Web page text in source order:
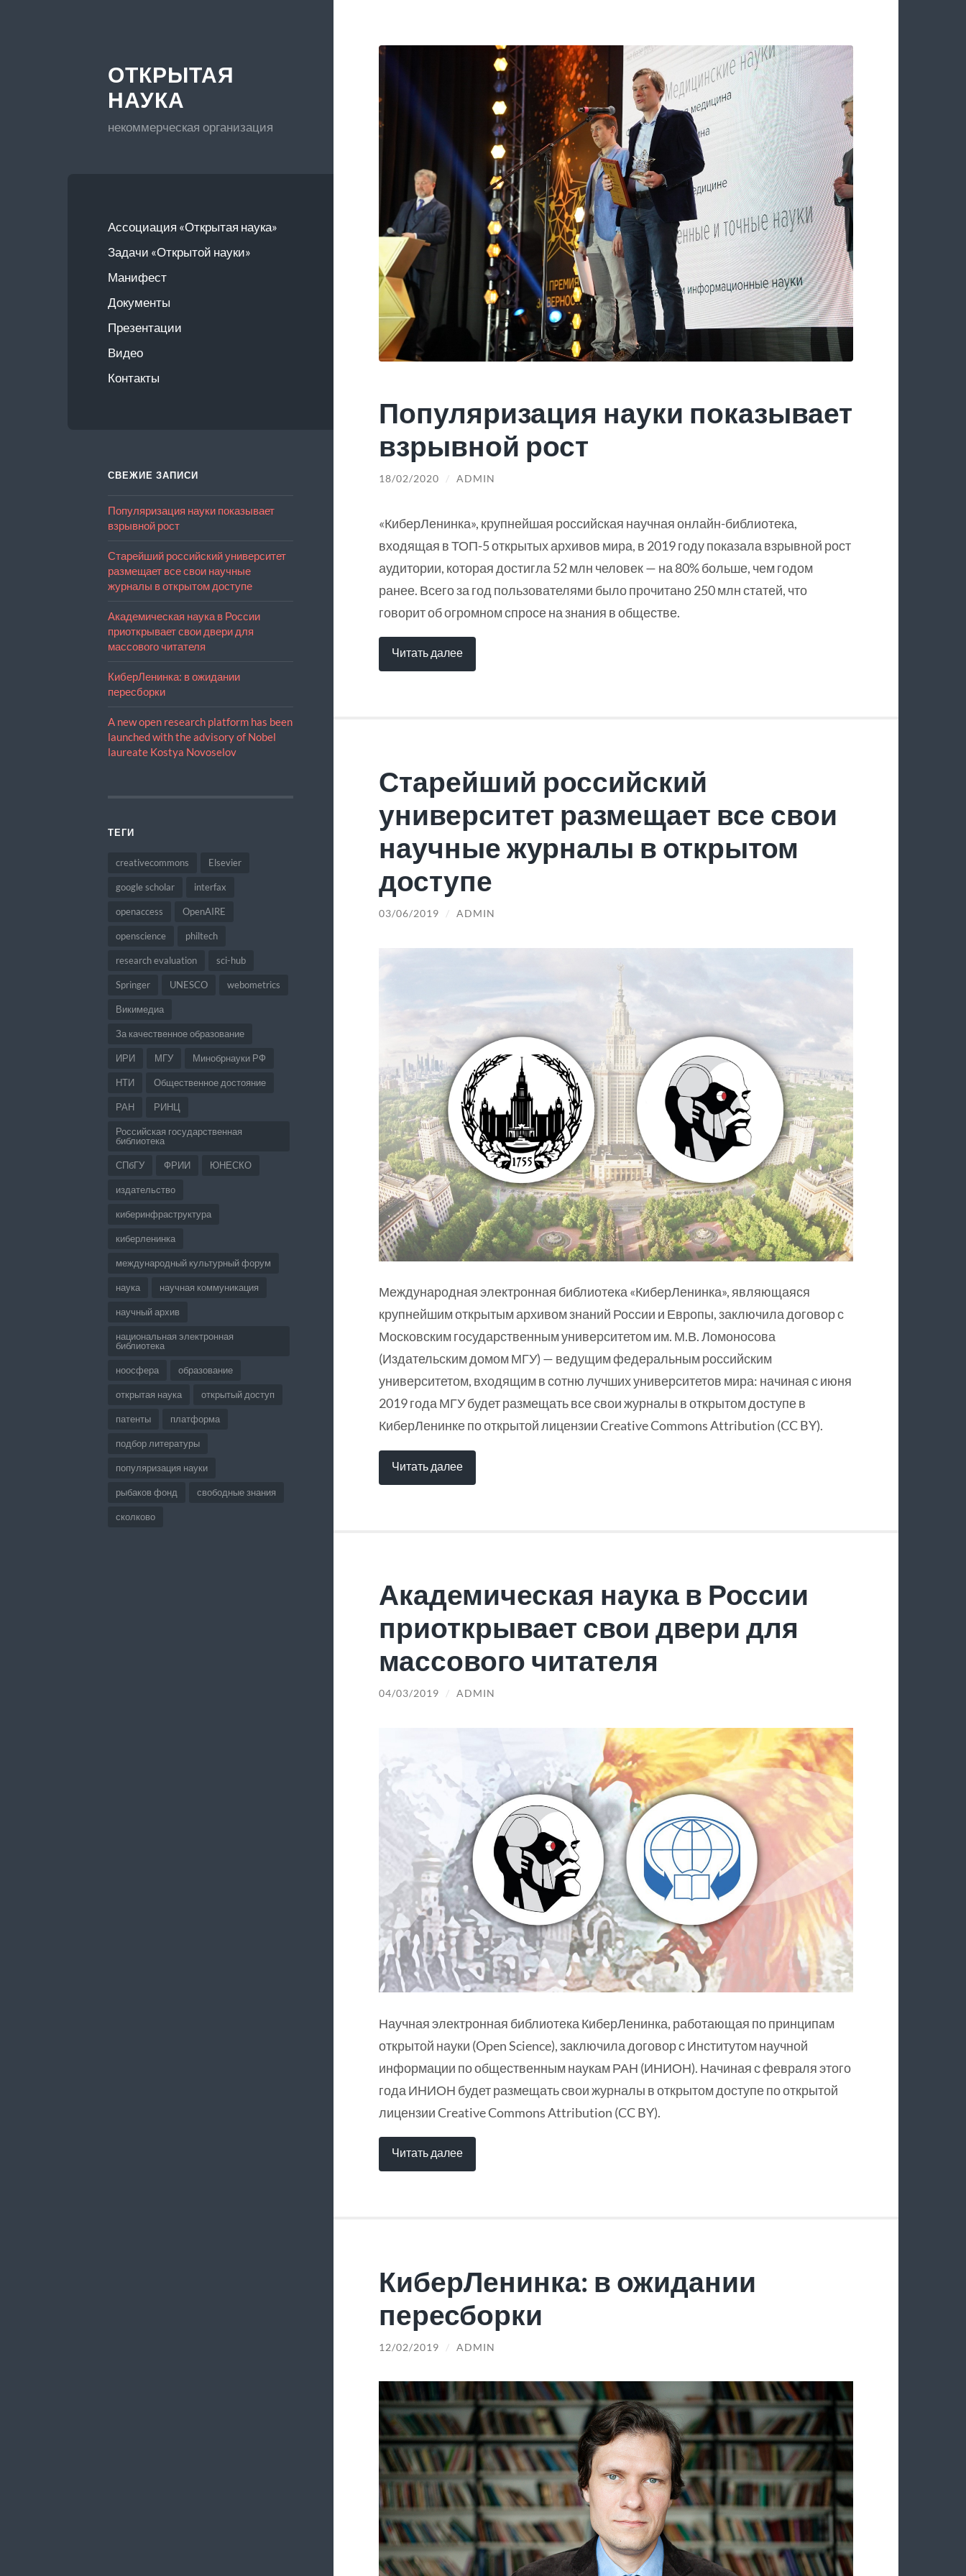
ОТКРЫТАЯ
НАУКА
некоммерческая организация
Ассоциация «Открытая наука»
Задачи «Открытой науки»
Манифест
Документы
Презентации
Видео
Контакты
СВЕЖИЕ ЗАПИСИ
Популяризация науки показывает
взрывной рост
Старейший российский университет
размещает все свои научные
журналы в открытом доступе
Академическая наука в России
приоткрывает свои двери для
массового читателя
КиберЛенинка: в ожидании
пересборки
A new open research platform has been
launched with the advisory of Nobel
laureate Kostya Novoselov
ТЕГИ
creativecommons Elsevier
google scholar interfax
openaccess OpenAIRE
openscience philtech
research evaluation sci-hub
Springer UNESCO webometrics
Викимедиа
За качественное образование
ИРИ МГУ Минобрнауки РФ
НТИ Общественное достояние
РАН РИНЦ
Российская государственная
библиотека
СПбГУ ФРИИ ЮНЕСКО
издательство
киберинфраструктура
киберленинка
международный культурный форум
наука научная коммуникация
научный архив
национальная электронная
библиотека
ноосфера образование
открытая наука открытый доступ
патенты платформа
подбор литературы
популяризация науки
рыбаков фонд свободные знания
сколково
Популяризация науки показывает
взрывной рост
18/02/2020 / ADMIN
«КиберЛенинка», крупнейшая российская научная онлайн-библиотека,
входящая в ТОП-5 открытых архивов мира, в 2019 году показала взрывной рост
аудитории, которая достигла 52 млн человек — на 80% больше, чем годом
ранее. Всего за год пользователями было прочитано 250 млн статей, что
говорит об огромном спросе на знания в обществе.
Читать далее
Старейший российский
университет размещает все свои
научные журналы в открытом
доступе
03/06/2019 / ADMIN
Международная электронная библиотека «КиберЛенинка», являющаяся
крупнейшим открытым архивом знаний России и Европы, заключила договор с
Московским государственным университетом им. М.В. Ломоносова
(Издательским домом МГУ) — ведущим федеральным российским
университетом, входящим в сотню лучших университетов мира: начиная с июня
2019 года МГУ будет размещать все свои журналы в открытом доступе в
КиберЛенинке по открытой лицензии Creative Commons Attribution (CC BY).
Читать далее
Академическая наука в России
приоткрывает свои двери для
массового читателя
04/03/2019 / ADMIN
Научная электронная библиотека КиберЛенинка, работающая по принципам
открытой науки (Open Science), заключила договор с Институтом научной
информации по общественным наукам РАН (ИНИОН). Начиная с февраля этого
года ИНИОН будет размещать свои журналы в открытом доступе по открытой
лицензии Creative Commons Attribution (CC BY).
Читать далее
КиберЛенинка: в ожидании
пересборки
12/02/2019 / ADMIN